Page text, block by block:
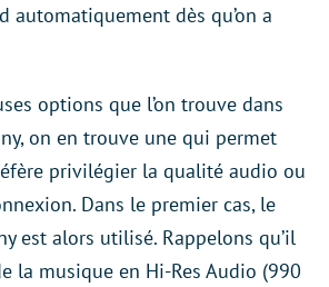
automatiquement dès qu’on a
options que l’on trouve dans
on en trouve une qui permet
privilégier la qualité audio ou
Dans le premier cas, le
est alors utilisé. Rappelons qu’il
la musique en Hi-Res Audio (990